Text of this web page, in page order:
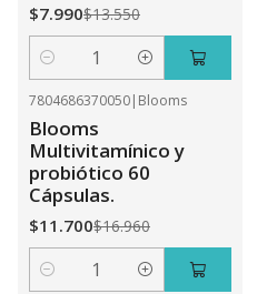
$7.990$13.550
Cantidad
7804686370050| Blooms
Blooms
Multivitamínico y
probiótico 60
Cápsulas.
$11.700$16.960
Cantidad